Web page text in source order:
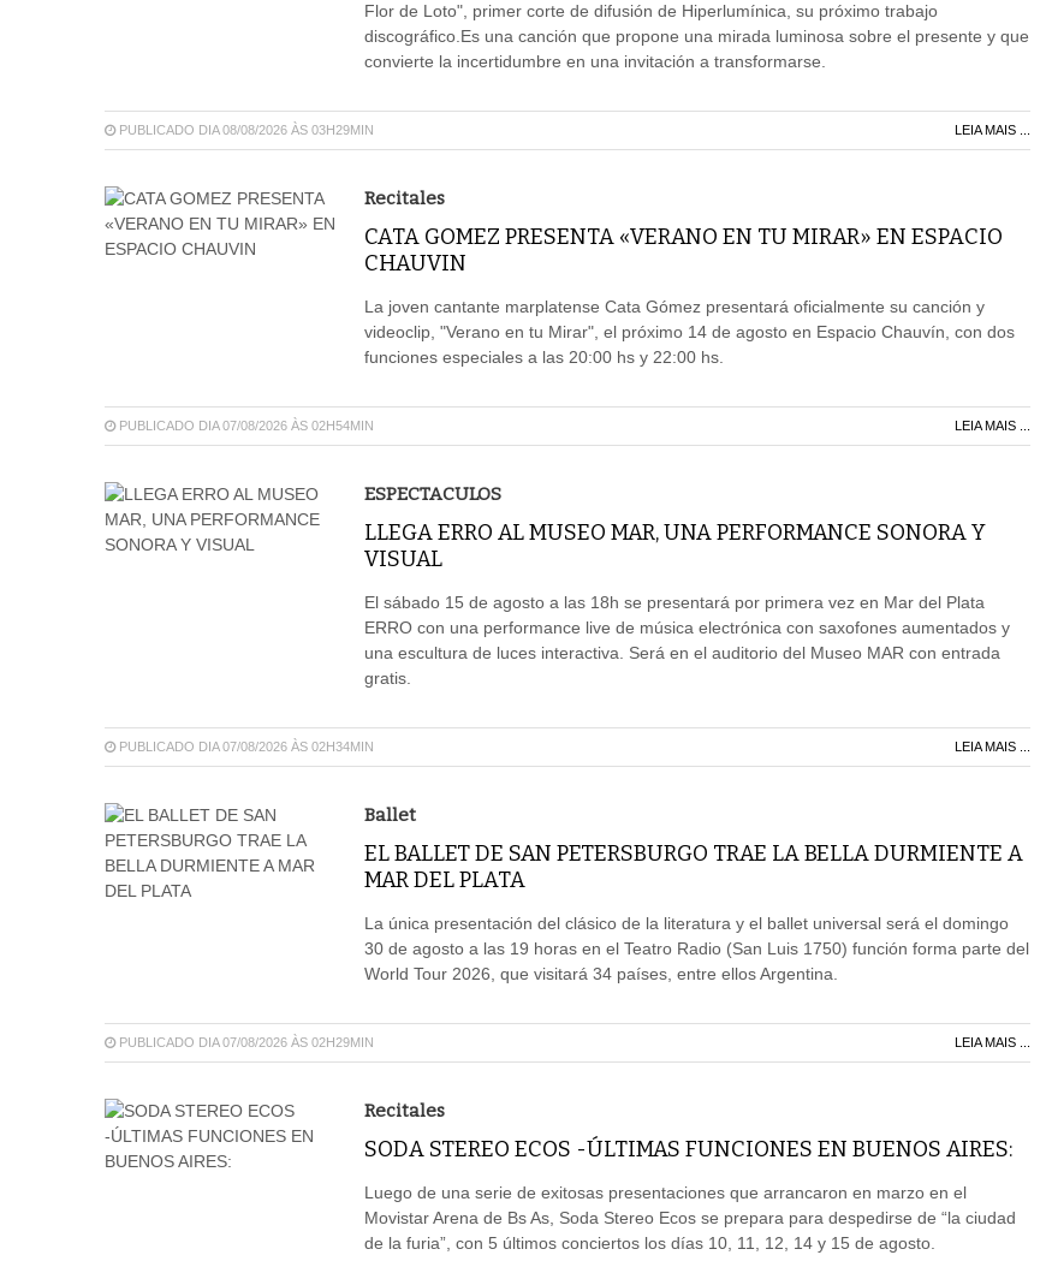
Flor de Loto", primer corte de difusión de Hiperlumínica, su próximo trabajo
discográfico.Es una canción que propone una mirada luminosa sobre el presente y que
convierte la incertidumbre en una invitación a transformarse.
PUBLICADO DIA 08/08/2026 ÀS 03H29MIN LEIA MAIS ...
Recitales
CATA GOMEZ PRESENTA «VERANO EN TU MIRAR» EN ESPACIO
CHAUVIN
La joven cantante marplatense Cata Gómez presentará oficialmente su canción y
videoclip, "Verano en tu Mirar", el próximo 14 de agosto en Espacio Chauvín, con dos
funciones especiales a las 20:00 hs y 22:00 hs.
PUBLICADO DIA 07/08/2026 ÀS 02H54MIN LEIA MAIS ...
ESPECTACULOS
LLEGA ERRO AL MUSEO MAR, UNA PERFORMANCE SONORA Y
VISUAL
El sábado 15 de agosto a las 18h se presentará por primera vez en Mar del Plata
ERRO con una performance live de música electrónica con saxofones aumentados y
una escultura de luces interactiva. Será en el auditorio del Museo MAR con entrada
gratis.
PUBLICADO DIA 07/08/2026 ÀS 02H34MIN LEIA MAIS ...
Ballet
EL BALLET DE SAN PETERSBURGO TRAE LA BELLA DURMIENTE A
MAR DEL PLATA
La única presentación del clásico de la literatura y el ballet universal será el domingo
30 de agosto a las 19 horas en el Teatro Radio (San Luis 1750) función forma parte del
World Tour 2026, que visitará 34 países, entre ellos Argentina.
PUBLICADO DIA 07/08/2026 ÀS 02H29MIN LEIA MAIS ...
Recitales
SODA STEREO ECOS -ÚLTIMAS FUNCIONES EN BUENOS AIRES:
Luego de una serie de exitosas presentaciones que arrancaron en marzo en el
Movistar Arena de Bs As, Soda Stereo Ecos se prepara para despedirse de “la ciudad
de la furia”, con 5 últimos conciertos los días 10, 11, 12, 14 y 15 de agosto.